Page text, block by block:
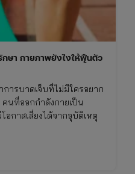
กษา กายภาพยังไงให้ฟื้นตัว
ารบาดเจ็บที่ไม่มีใครอยาก
คนที่ออกกำลังกายเป็น
กาสเสี่ยงได้จากอุบัติเหตุ